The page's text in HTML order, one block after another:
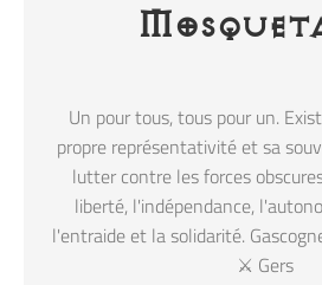
Un pour tous, tous pour un.
propre représentativité et sa
lutter contre les forces
liberté, l'indépendance,
l'entraide et la solidarité.
⚔️ Gers